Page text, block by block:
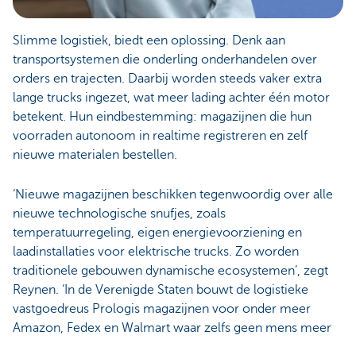
Slimme logistiek, biedt een oplossing. Denk aan
transportsystemen die onderling onderhandelen over
orders en trajecten. Daarbij worden steeds vaker extra
lange trucks ingezet, wat meer lading achter één motor
betekent. Hun eindbestemming: magazijnen die hun
voorraden autonoom in realtime registreren en zelf
nieuwe materialen bestellen.
‘Nieuwe magazijnen beschikken tegenwoordig over alle
nieuwe technologische snufjes, zoals
temperatuurregeling, eigen energievoorziening en
laadinstallaties voor elektrische trucks. Zo worden
traditionele gebouwen dynamische ecosystemen’, zegt
Reynen. ‘In de Verenigde Staten bouwt de logistieke
vastgoedreus Prologis magazijnen voor onder meer
Amazon, Fedex en Walmart waar zelfs geen mens meer